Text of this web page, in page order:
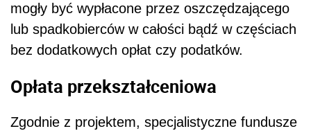
mogły być wypłacone przez oszczędzającego
lub spadkobierców w całości bądź w częściach
bez dodatkowych opłat czy podatków.
Opłata przekształceniowa
Zgodnie z projektem, specjalistyczne fundusze